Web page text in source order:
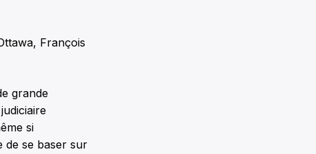
François
grande
si
de se baser sur